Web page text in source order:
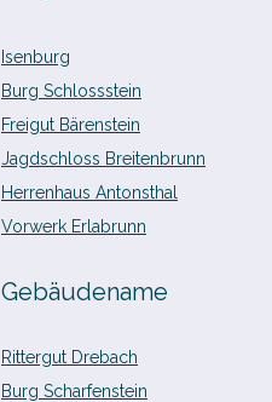
Isenburg
Burg Schlossstein
Freigut Bärenstein
Jagdschloss Breitenbrunn
Herrenhaus Antonsthal
Vorwerk Erlabrunn
Gebäudename
Rittergut Drebach
Burg Scharfenstein